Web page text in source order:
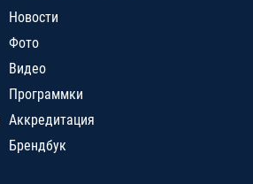
Новости
Фото
Видео
Программки
Аккредитация
Брендбук